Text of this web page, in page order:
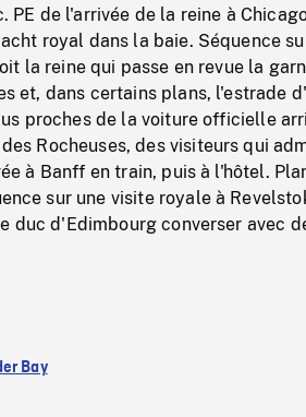
PE de l'arrivée de la reine à
royal dans la baie. Séquence
la reine qui passe en revue la
et, dans certains plans, l'estrade
proches de la voiture officielle
Rocheuses, des visiteurs qui
à Banff en train, puis à l'hôtel.
sur une visite royale à
duc d'Edimbourg converser avec
Bay